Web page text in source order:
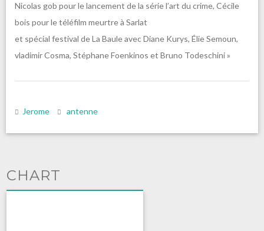
Nicolas gob pour le lancement de la série l’art du crime, Cécile
bois pour le téléfilm meurtre à Sarlat
et spécial festival de La Baule avec Diane Kurys, Élie Semoun,
vladimir Cosma, Stéphane Foenkinos et Bruno Todeschini »
Jerome antenne
CHART